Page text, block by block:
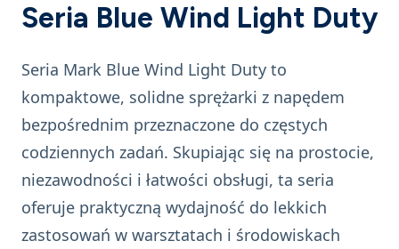
Seria Blue Wind Light Duty
Seria Mark Blue Wind Light Duty to
kompaktowe, solidne sprężarki z napędem
bezpośrednim przeznaczone do częstych
codziennych zadań. Skupiając się na prostocie,
niezawodności i łatwości obsługi, ta seria
oferuje praktyczną wydajność do lekkich
zastosowań w warsztatach i środowiskach